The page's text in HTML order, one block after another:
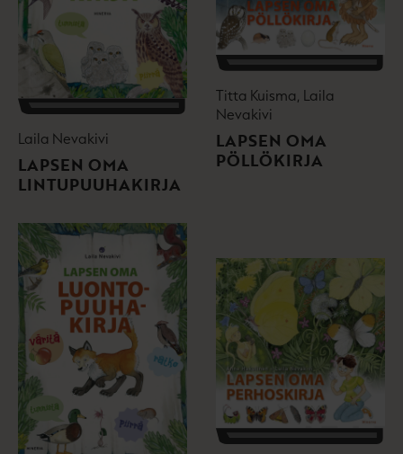
Laila Nevakivi
LAPSEN OMA
LINTUPUUHAKIRJA
Titta Kuisma, Laila
Nevakivi
LAPSEN OMA
PÖLLÖKIRJA